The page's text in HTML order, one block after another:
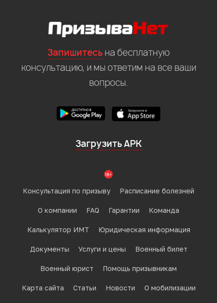
Запишитесь на бесплатную
консультацию, и мы ответим на все ваши
вопросы.
Загрузить APK
Консультация по призыву Расписание болезней
О компании FAQ Гарантии Команда
Калькулятор ИМТ Юридическая информация
Документы Услуги и цены Военный билет
Военный юрист Помощь призывникам
Карта сайта Статьи Новости О мобилизации